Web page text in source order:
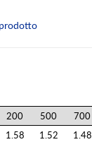
200 500 700
1.58 1.52 1.48